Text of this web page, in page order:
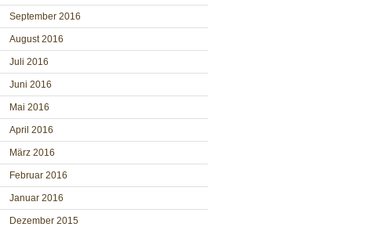
September 2016
August 2016
Juli 2016
Juni 2016
Mai 2016
April 2016
März 2016
Februar 2016
Januar 2016
Dezember 2015